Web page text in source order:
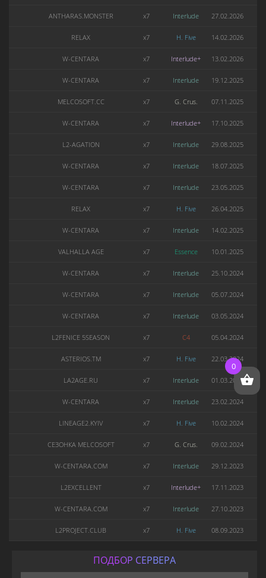
ANTHARAS.MONSTER x7 Interlude 27.02.2026
RELAX x7 H. Five 14.02.2026
W-CENTARA x7 Interlude+ 13.02.2026
W-CENTARA x7 Interlude 19.12.2025
MELCOSOFT.CC x7 G. Crus. 07.11.2025
W-CENTARA x7 Interlude+ 17.10.2025
L2-AGATION x7 Interlude 29.08.2025
W-CENTARA x7 Interlude 18.07.2025
W-CENTARA x7 Interlude 23.05.2025
RELAX x7 H. Five 26.04.2025
W-CENTARA x7 Interlude 14.02.2025
VALHALLA AGE x7 Essence 10.01.2025
W-CENTARA x7 Interlude 25.10.2024
W-CENTARA x7 Interlude 05.07.2024
W-CENTARA x7 Interlude 03.05.2024
L2FENICE 5SEASON x7 C4 05.04.2024
ASTERIOS.TM x7 H. Five 22.03.2024
LA2AGE.RU x7 Interlude 01.03.2024
W-CENTARA x7 Interlude 23.02.2024
LINEAGE2.KYIV x7 H. Five 10.02.2024
СЕЗОНКА MELCOSOFT x7 G. Crus. 09.02.2024
W-CENTARA.COM x7 Interlude 29.12.2023
L2EXCELLENT x7 Interlude+ 17.11.2023
W-CENTARA.COM x7 Interlude 27.10.2023
L2PROJECT.CLUB x7 H. Five 08.09.2023
ПОДБОР СЕРВЕРА
0